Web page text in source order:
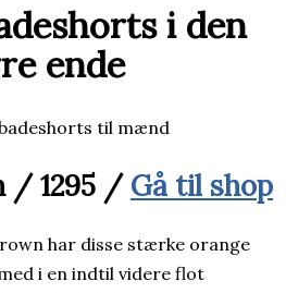
i den
ende
/ 1295 / Gå til shop
har disse stærke orange
i en indtil videre flot